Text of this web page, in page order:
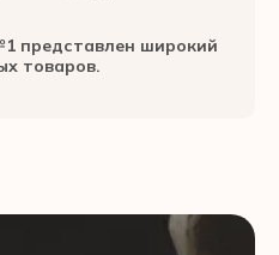
представлен широкий
товаров.